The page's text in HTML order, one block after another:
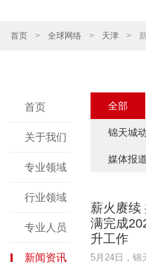
首页 > 全球网络 > 天津 >
首页
关于我们
专业领域
行业领域
专业人员
新闻资讯
全部
锦天城
媒体报道
薪火赓续
满完成
升工作
5月24日，锦